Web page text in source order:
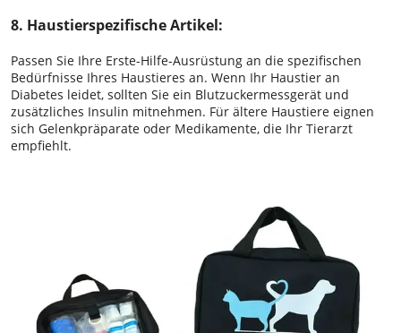
8. Haustierspezifische Artikel:
Passen Sie Ihre Erste-Hilfe-Ausrüstung an die spezifischen
Bedürfnisse Ihres Haustieres an. Wenn Ihr Haustier an
Diabetes leidet, sollten Sie ein Blutzuckermessgerät und
zusätzliches Insulin mitnehmen. Für ältere Haustiere eignen
sich Gelenkpräparate oder Medikamente, die Ihr Tierarzt
empfiehlt.